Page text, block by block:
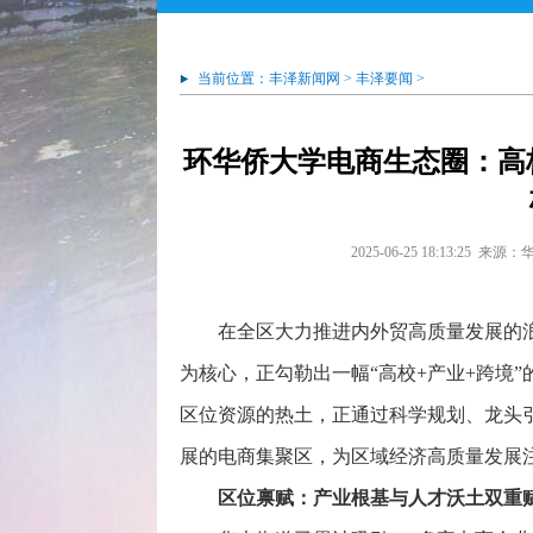
当前位置： 丰泽新闻网 > 丰泽要闻 >
环华侨大学电商生态圈：
2025-06-25 18:13:25 来源：
在全区大力推进内外贸高质量发展的
为核心，正勾勒出一幅“高校+产业+跨境
区位资源的热土，正通过科学规划、龙
展的电商集聚区，为区域经济高质量发展
区位禀赋：产业根基与人才沃土双重